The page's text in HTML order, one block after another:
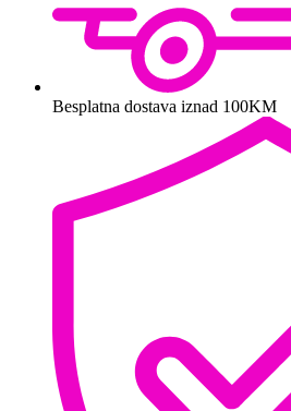
Besplatna dostava iznad 100KM